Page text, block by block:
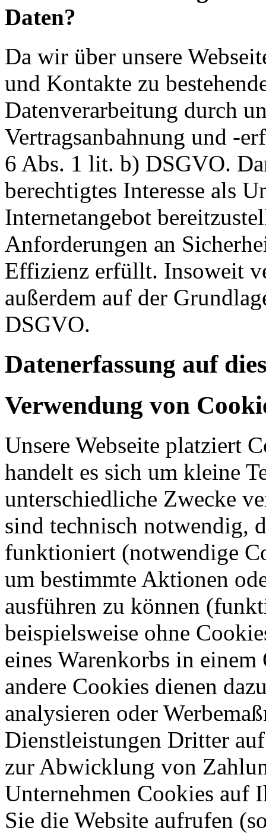
Daten?
Da wir über unsere
und Kontakte zu
Datenverarbeitung durch
Vertragsanbahnung und -
6 Abs. 1 lit. b) DSGVO.
berechtigtes Interesse als
Internetangebot
Anforderungen an
Effizienz erfüllt. Insoweit
außerdem auf der
DSGVO.
Datenerfassung auf
Verwendung von
Unsere Webseite platziert
handelt es sich um kleine
unterschiedliche Zwecke
sind technisch notwendig,
funktioniert (notwendige
um bestimmte Aktionen
ausführen zu können
beispielsweise ohne
eines Warenkorbs in
andere Cookies dienen
analysieren oder
Dienstleistungen Dritter
zur Abwicklung von
Unternehmen Cookies auf
Sie die Website aufrufen